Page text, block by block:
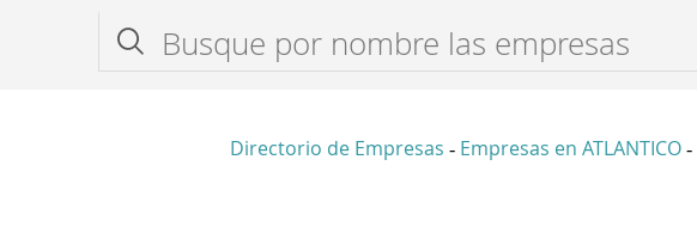
Directorio de Empresas - Empresas en ATLANTICO -